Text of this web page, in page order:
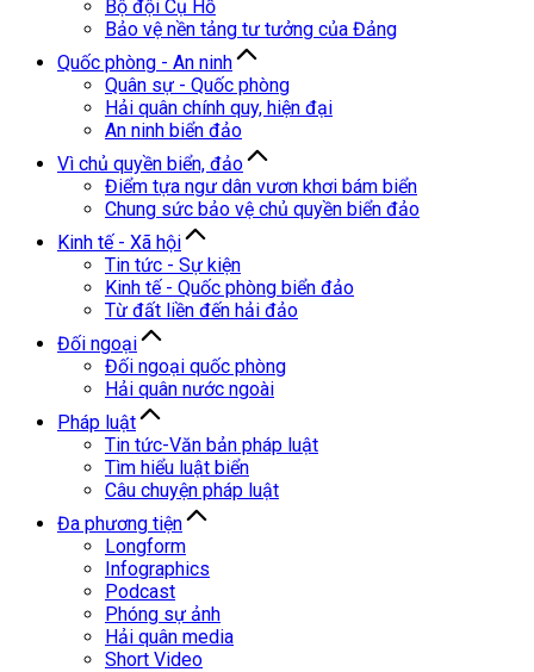
Bộ đội Cụ Hồ
Bảo vệ nền tảng tư tưởng của Đảng
Quốc phòng - An ninh
Quân sự - Quốc phòng
Hải quân chính quy, hiện đại
An ninh biển đảo
Vì chủ quyền biển, đảo
Điểm tựa ngư dân vươn khơi bám biển
Chung sức bảo vệ chủ quyền biển đảo
Kinh tế - Xã hội
Tin tức - Sự kiện
Kinh tế - Quốc phòng biển đảo
Từ đất liền đến hải đảo
Đối ngoại
Đối ngoại quốc phòng
Hải quân nước ngoài
Pháp luật
Tin tức-Văn bản pháp luật
Tìm hiểu luật biển
Câu chuyện pháp luật
Đa phương tiện
Longform
Infographics
Podcast
Phóng sự ảnh
Hải quân media
Short Video